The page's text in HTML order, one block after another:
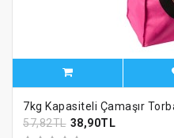
7kg Kapasiteli Çamaşır
57,82TL 38,90TL